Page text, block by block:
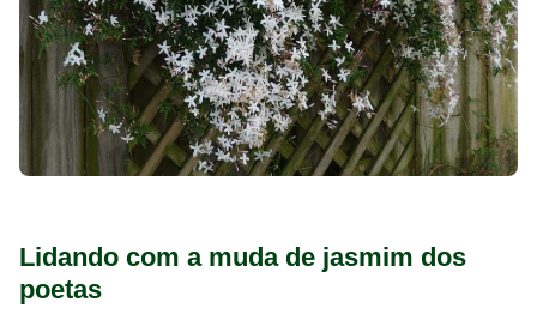
Lidando com a muda de jasmim dos
poetas